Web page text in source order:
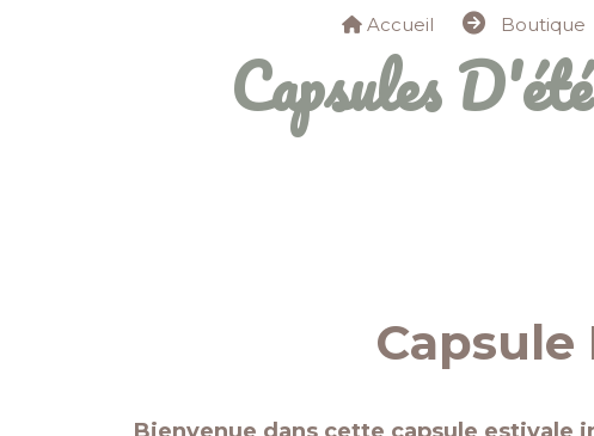
Accueil Boutique
Capsules D'été Edition Limitée À personnaliser
Capsule